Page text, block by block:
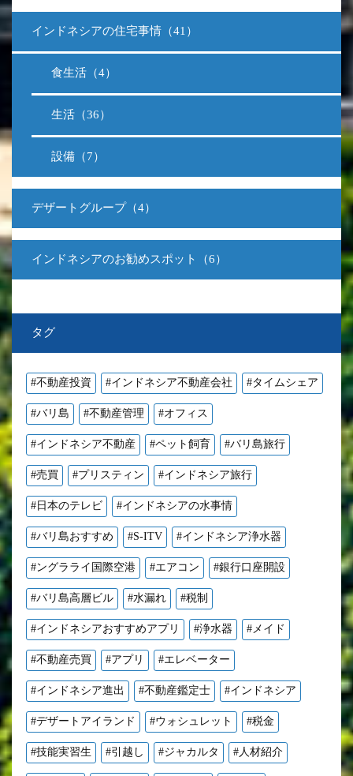
インドネシアの住宅事情（41）
食生活（4）
生活（36）
設備（7）
デザートグループ（4）
インドネシアのお勧めスポット（6）
タグ
#不動産投資 #インドネシア不動産会社 #タイムシェア
#バリ島 #不動産管理 #オフィス
#インドネシア不動産 #ペット飼育 #バリ島旅行
#売買 #プリスティン #インドネシア旅行
#日本のテレビ #インドネシアの水事情
#バリ島おすすめ #S-ITV #インドネシア浄水器
#ングラライ国際空港 #エアコン #銀行口座開設
#バリ島高層ビル #水漏れ #税制
#インドネシアおすすめアプリ #浄水器 #メイド
#不動産売買 #アプリ #エレベーター
#インドネシア進出 #不動産鑑定士 #インドネシア
#デザートアイランド #ウォシュレット #税金
#技能実習生 #引越し #ジャカルタ #人材紹介